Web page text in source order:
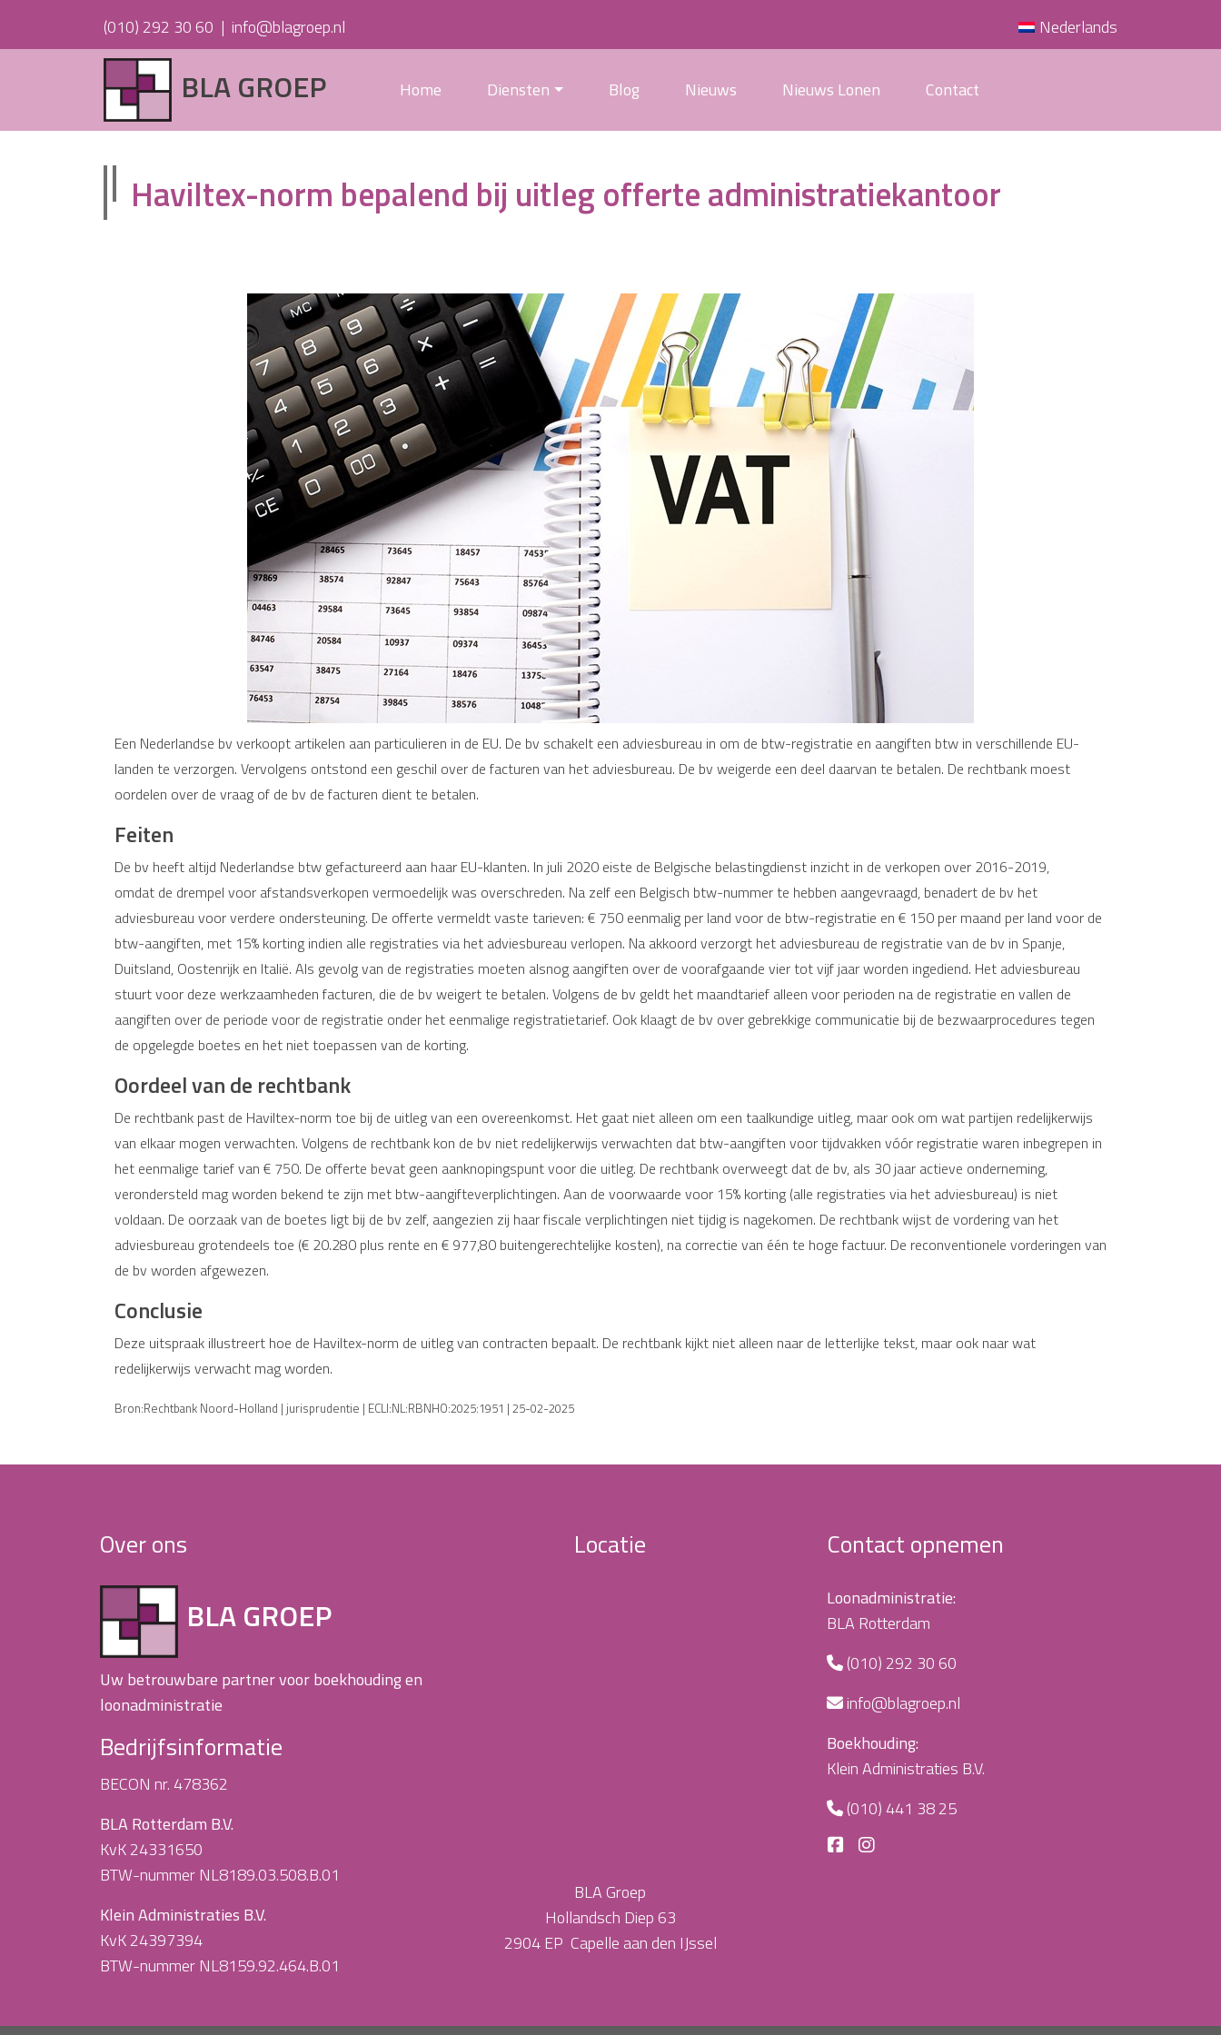
(010) 292 30 60 | info@blagroep.nl Nederlands
BLA GROEP Home Diensten Blog Nieuws Nieuws Lonen Contact
Haviltex-norm bepalend bij uitleg offerte administratiekantoor
Een Nederlandse bv verkoopt artikelen aan particulieren in de EU. De bv schakelt een adviesbureau in om de btw-registratie en aangiften btw in verschillende EU-
landen te verzorgen. Vervolgens ontstond een geschil over de facturen van het adviesbureau. De bv weigerde een deel daarvan te betalen. De rechtbank moest
oordelen over de vraag of de bv de facturen dient te betalen.
Feiten
De bv heeft altijd Nederlandse btw gefactureerd aan haar EU-klanten. In juli 2020 eiste de Belgische belastingdienst inzicht in de verkopen over 2016-2019,
omdat de drempel voor afstandsverkopen vermoedelijk was overschreden. Na zelf een Belgisch btw-nummer te hebben aangevraagd, benadert de bv het
adviesbureau voor verdere ondersteuning. De offerte vermeldt vaste tarieven: € 750 eenmalig per land voor de btw-registratie en € 150 per maand per land voor de
btw-aangiften, met 15% korting indien alle registraties via het adviesbureau verlopen. Na akkoord verzorgt het adviesbureau de registratie van de bv in Spanje,
Duitsland, Oostenrijk en Italië. Als gevolg van de registraties moeten alsnog aangiften over de voorafgaande vier tot vijf jaar worden ingediend. Het adviesbureau
stuurt voor deze werkzaamheden facturen, die de bv weigert te betalen. Volgens de bv geldt het maandtarief alleen voor perioden na de registratie en vallen de
aangiften over de periode voor de registratie onder het eenmalige registratietarief. Ook klaagt de bv over gebrekkige communicatie bij de bezwaarprocedures tegen
de opgelegde boetes en het niet toepassen van de korting.
Oordeel van de rechtbank
De rechtbank past de Haviltex-norm toe bij de uitleg van een overeenkomst. Het gaat niet alleen om een taalkundige uitleg, maar ook om wat partijen redelijkerwijs
van elkaar mogen verwachten. Volgens de rechtbank kon de bv niet redelijkerwijs verwachten dat btw-aangiften voor tijdvakken vóór registratie waren inbegrepen in
het eenmalige tarief van € 750. De offerte bevat geen aanknopingspunt voor die uitleg. De rechtbank overweegt dat de bv, als 30 jaar actieve onderneming,
verondersteld mag worden bekend te zijn met btw-aangifteverplichtingen. Aan de voorwaarde voor 15% korting (alle registraties via het adviesbureau) is niet
voldaan. De oorzaak van de boetes ligt bij de bv zelf, aangezien zij haar fiscale verplichtingen niet tijdig is nagekomen. De rechtbank wijst de vordering van het
adviesbureau grotendeels toe (€ 20.280 plus rente en € 977,80 buitengerechtelijke kosten), na correctie van één te hoge factuur. De reconventionele vorderingen van
de bv worden afgewezen.
Conclusie
Deze uitspraak illustreert hoe de Haviltex-norm de uitleg van contracten bepaalt. De rechtbank kijkt niet alleen naar de letterlijke tekst, maar ook naar wat
redelijkerwijs verwacht mag worden.
Bron:Rechtbank Noord-Holland | jurisprudentie | ECLI:NL:RBNHO:2025:1951 | 25-02-2025
Over ons
BLA GROEP
Uw betrouwbare partner voor boekhouding en
loonadministratie
Bedrijfsinformatie
BECON nr. 478362
BLA Rotterdam B.V.
KvK 24331650
BTW-nummer NL8189.03.508.B.01
Klein Administraties B.V.
KvK 24397394
BTW-nummer NL8159.92.464.B.01
Locatie
BLA Groep
Hollandsch Diep 63
2904 EP Capelle aan den IJssel
Contact opnemen
Loonadministratie:
BLA Rotterdam
(010) 292 30 60
info@blagroep.nl
Boekhouding:
Klein Administraties B.V.
(010) 441 38 25